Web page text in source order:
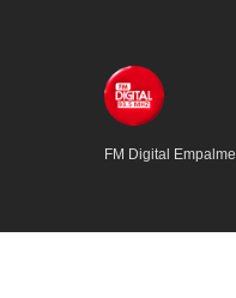
FM Digital Empalme